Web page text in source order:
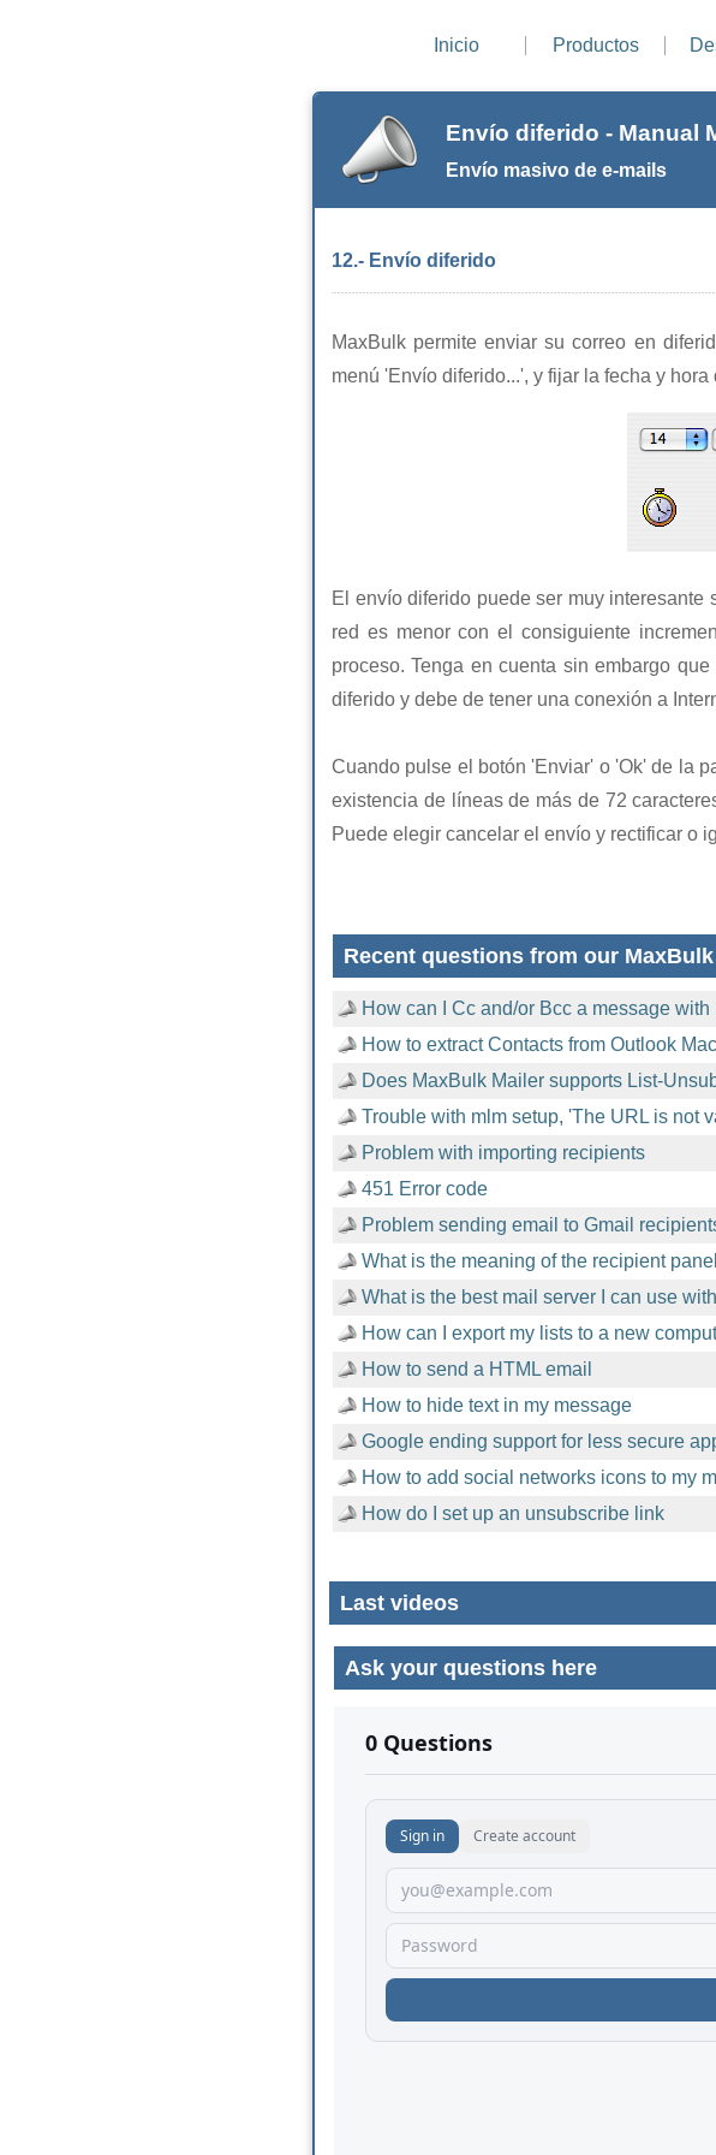
Inicio Productos
Envío diferido - Manual
Envío masivo de e-mails
12.- Envío diferido
MaxBulk permite enviar su correo en
menú 'Envío diferido...', y fijar la fecha y hora
El envío diferido puede ser muy
red es menor con el consiguiente
proceso. Tenga en cuenta sin embargo
diferido y debe de tener una conexión a
Cuando pulse el botón 'Enviar' o 'Ok' de la
existencia de líneas de más de 72
Puede elegir cancelar el envío y rectificar o
Recent questions from our
How can I Cc and/or Bcc a message
How to extract Contacts from Outlook
Does MaxBulk Mailer supports List-
Trouble with mlm setup, 'The URL is not
Problem with importing recipients
451 Error code
Problem sending email to Gmail
What is the meaning of the recipient
What is the best mail server I can use
How can I export my lists to a new
How to send a HTML email
How to hide text in my message
Google ending support for less secure
How to add social networks icons to my
How do I set up an unsubscribe link
Last videos
Ask your questions here
No comments yet.